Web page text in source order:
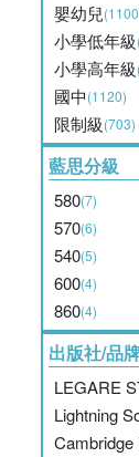
嬰幼兒
小學低年級
小學高年級
國中(1120)
限制級(703)
藍思分級
580(7)
570(6)
540(5)
600(4)
860(4)
出版社/品
LEGARE
Lightning
Cambridge